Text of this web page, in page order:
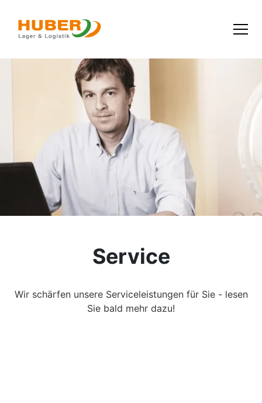
Service
Wir schärfen unsere Serviceleistungen für Sie - lesen
Sie bald mehr dazu!